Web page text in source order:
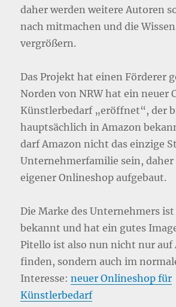
daher werden weitere Autoren
nach mitmachen und die
vergrößern.
Das Projekt hat einen Förderer
Norden von NRW hat ein neuer
Künstlerbedarf „eröffnet“, der
hauptsächlich in Amazon
darf Amazon nicht das einzige
Unternehmerfamilie sein, daher
eigener Onlineshop aufgebaut.
Die Marke des Unternehmers
bekannt und hat ein gutes
Pitello ist also nun nicht nur auf
finden, sondern auch im
Interesse:neuer Onlineshop für
Künstlerbedarf